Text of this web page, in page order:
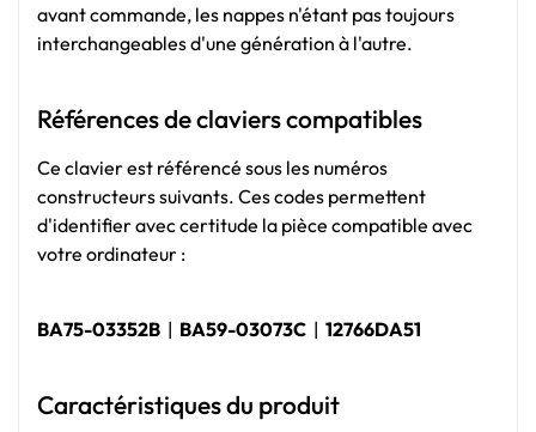
avant commande, les nappes n'étant pas toujours
interchangeables d'une génération à l'autre.
Références de claviers compatibles
Ce clavier est référencé sous les numéros
constructeurs suivants. Ces codes permettent
d'identifier avec certitude la pièce compatible avec
votre ordinateur :
BA75-03352B | BA59-03073C | 12766DA51
Caractéristiques du produit